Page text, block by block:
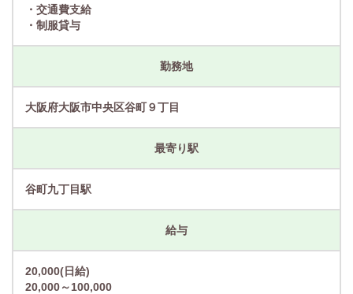
・交通費支給
・制服貸与
勤務地
大阪府大阪市中央区谷町９丁目
最寄り駅
谷町九丁目駅
給与
20,000(日給)
20,000～100,000